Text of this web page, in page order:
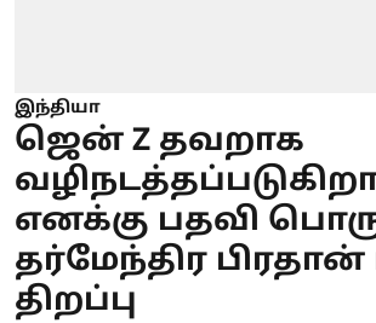
இந்தியா
ஜென் Z தவறாக
எனக்கு பதவி
தர்மேந்திர
திறப்பு